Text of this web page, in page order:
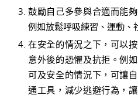
鼓勵自己多參與合適而能
例如放鬆呼吸練習、運動、
在安全的情況之下，可以
意外後的恐懼及抗拒。例
可及安全的情況下，可讓
通工具，減少逃避行為，